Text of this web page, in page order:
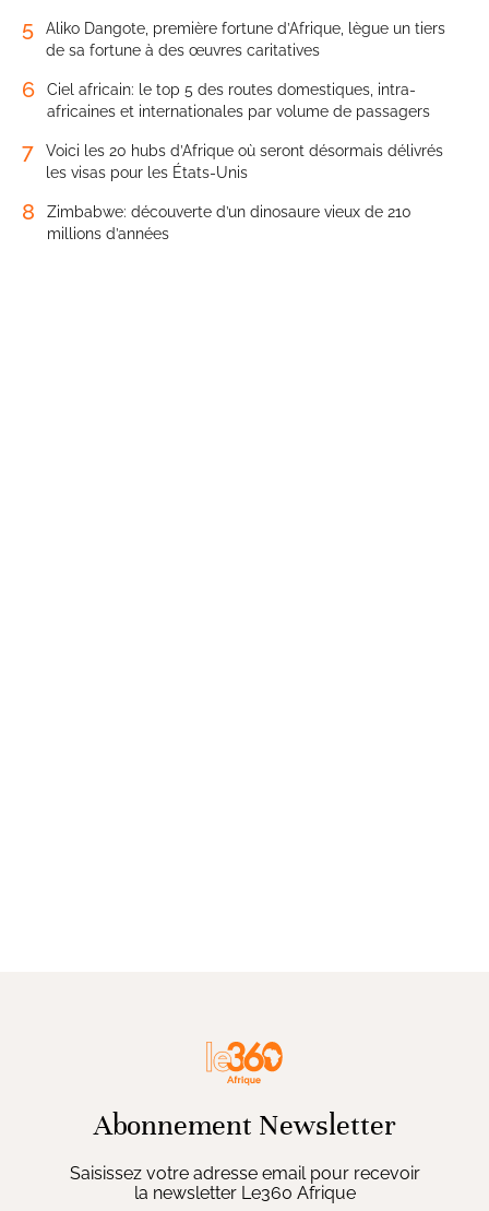
5
Aliko Dangote, première fortune d’Afrique, lègue un tiers
de sa fortune à des œuvres caritatives
6
Ciel africain: le top 5 des routes domestiques, intra-
africaines et internationales par volume de passagers
7
Voici les 20 hubs d’Afrique où seront désormais délivrés
les visas pour les États-Unis
8
Zimbabwe: découverte d’un dinosaure vieux de 210
millions d’années
Abonnement Newsletter
Saisissez votre adresse email pour recevoir
la newsletter Le360 Afrique